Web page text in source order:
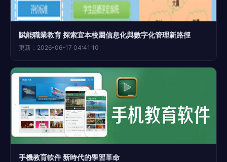
賦能職業教育 探索宜本校園信息化與數字化管理新路徑
更新：2026-06-17 04:41:10
手機教育軟件 新時代的學習革命